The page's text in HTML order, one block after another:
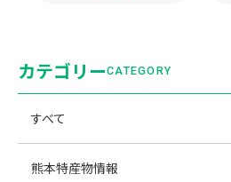
カテゴリーCATEGORY
すべて
熊本特産物情報